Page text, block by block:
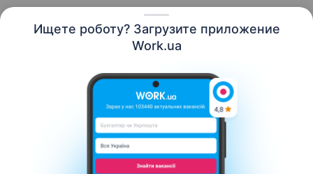
Ищете роботу? Загрузите приложение
Work.ua
Контакты О нас
Карьера